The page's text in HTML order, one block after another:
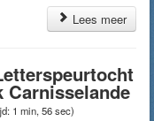
Lees meer
Carnisselande
1 min, 56 sec)